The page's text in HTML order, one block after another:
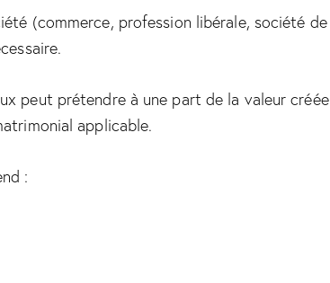
(commerce, profession libérale, société de
peut prétendre à une part de la valeur créée
applicable.
: